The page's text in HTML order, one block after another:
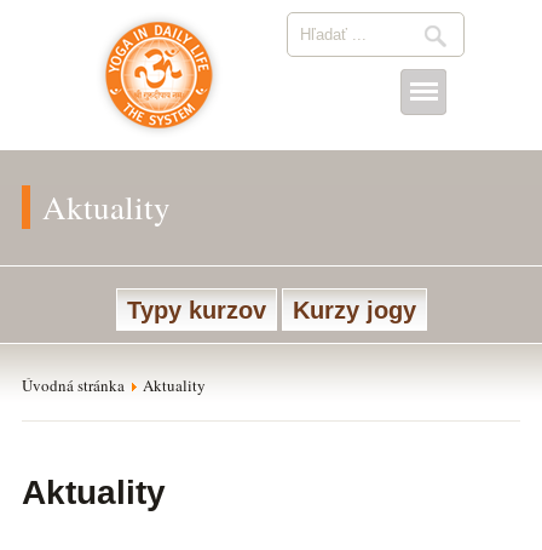
Aktuality
Typy kurzov Kurzy jogy
Úvodná stránka Aktuality
Aktuality